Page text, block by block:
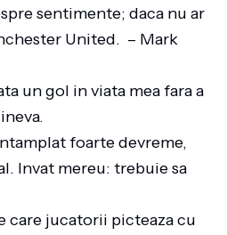
sentimente; daca nu ar
United. – Mark
un gol in viata mea fara a
foarte devreme,
Invat mereu: trebuie sa
care jucatorii picteaza cu